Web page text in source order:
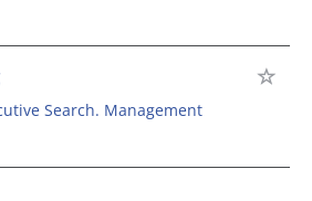
Search. Management